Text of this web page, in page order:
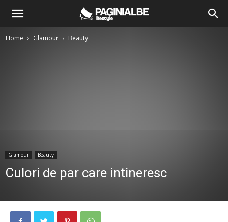
Home Glamour Beauty
Glamour Beauty
Culori de par care intineresc